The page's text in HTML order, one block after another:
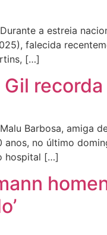
a estreia
falecida
[…]
Barbosa, amiga
anos, no último
hospital […]